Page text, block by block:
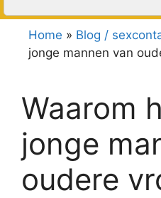
Home » Blog /
jonge mannen van
Waarom
jonge
oudere